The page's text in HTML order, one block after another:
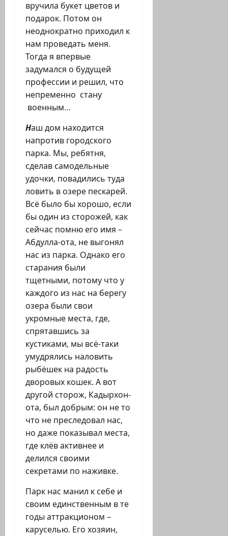
вручила букет цветов и
подарок. Потом он
неоднократно приходил к
нам проведать меня.
Тогда я впервые
задумался о будущей
профессии и решил, что
непременно стану
военным…
Наш дом находится
напротив городского
парка. Мы, ребятня,
сделав самодельные
удочки, повадились туда
ловить в озере пескарей.
Всё было бы хорошо, если
бы один из сторожей, как
сейчас помню его имя –
Абдулла-ота, не выгонял
нас из парка. Однако его
старания были
тщетными, потому что у
каждого из нас на берегу
озера были свои
укромные места, где,
спрятавшись за
кустиками, мы всё-таки
умудрялись наловить
рыбёшек на радость
дворовых кошек. А вот
другой сторож, Кадырхон-
ота, был добрым: он не то
что не преследовал нас,
но даже показывал места,
где клёв активнее и
делился своими
секретами по наживке.
Парк нас манил к себе и
своим единственным в те
годы аттракционом –
каруселью. Его хозяин,